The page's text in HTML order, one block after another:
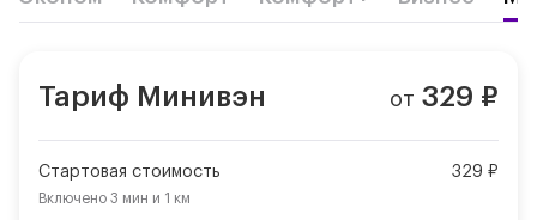
Тариф Минивэн от 329 ₽
Стартовая стоимость 329 ₽
Включено 3 мин и 1 км